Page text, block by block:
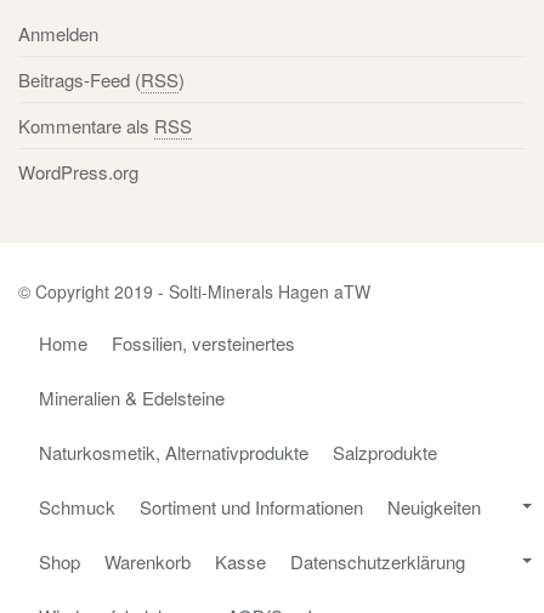
Anmelden
Beitrags-Feed (RSS)
Kommentare als RSS
WordPress.org
© Copyright 2019 - Solti-Minerals Hagen aTW
Home Fossilien, versteinertes
Mineralien & Edelsteine
Naturkosmetik, Alternativprodukte Salzprodukte
Schmuck Sortiment und Informationen Neuigkeiten
Shop Warenkorb Kasse Datenschutzerklärung